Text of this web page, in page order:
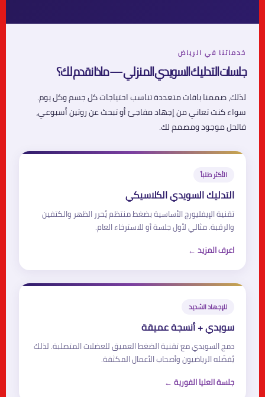
خدماتنا في الرياض
جلسات التدليك السويدي المنزلي — ماذا نقدم لك؟
لذلك، صممنا باقات متعددة تناسب احتياجات كل جسم وكل يوم.
سواء كنت تعاني من إجهاد مفاجئ أو تبحث عن روتين أسبوعي،
فالحل موجود ومصمم لك.
الأكثر طلباً
التدليك السويدي الكلاسيكي
تقنية الإيفليورج الأساسية بضغط منتظم يُحرر الظهر والكتفين
والرقبة. مثالي لأول جلسة أو للاسترخاء العام.
اعرف المزيد ←
للإجهاد الشديد
سويدي + أنسجة عميقة
دمج السويدي مع تقنية الضغط العميق للعضلات المتصلبة. لذلك
يُفضّله الرياضيون وأصحاب الأعمال المكثفة.
جلسة العليا الفورية ←